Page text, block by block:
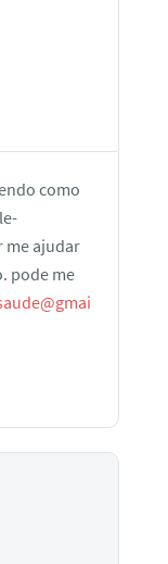
como
ajudar
pode me